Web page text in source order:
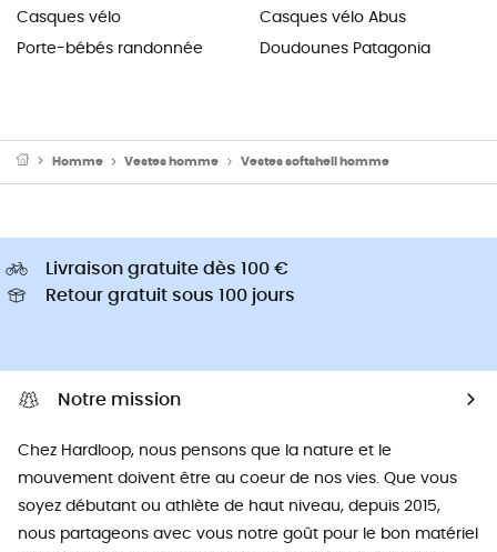
Casques vélo
Porte-bébés randonnée
Casques vélo Abus
Doudounes Patagonia
Homme Vestes homme Vestes softshell homme
Livraison gratuite dès 100 €
Retour gratuit sous 100 jours
Notre mission
Chez Hardloop, nous pensons que la nature et le
mouvement doivent être au coeur de nos vies. Que vous
soyez débutant ou athlète de haut niveau, depuis 2015,
nous partageons avec vous notre goût pour le bon matériel